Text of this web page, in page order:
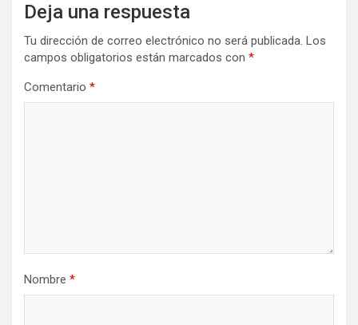
Deja una respuesta
Tu dirección de correo electrónico no será publicada. Los
campos obligatorios están marcados con *
Comentario *
Nombre *